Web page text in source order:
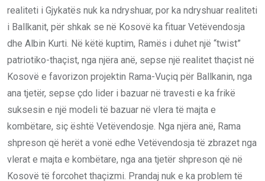
realiteti i Gjykatës nuk ka ndryshuar, por ka ndryshuar realiteti
i Ballkanit, për shkak se në Kosovë ka fituar Vetëvendosja
dhe Albin Kurti. Në këtë kuptim, Ramës i duhet një “twist”
patriotiko-thaçist, nga njëra anë, sepse një realitet thaçist në
Kosovë e favorizon projektin Rama-Vuçiq për Ballkanin, nga
ana tjetër, sepse çdo lider i bazuar në travesti e ka frikë
suksesin e një modeli të bazuar në vlera të majta e
kombëtare, siç është Vetëvendosje. Nga njëra anë, Rama
shpreson që herët a vonë edhe Vetëvendosja të zbrazet nga
vlerat e majta e kombëtare, nga ana tjetër shpreson që në
Kosovë të forcohet thaçizmi. Prandaj nuk e ka problem të